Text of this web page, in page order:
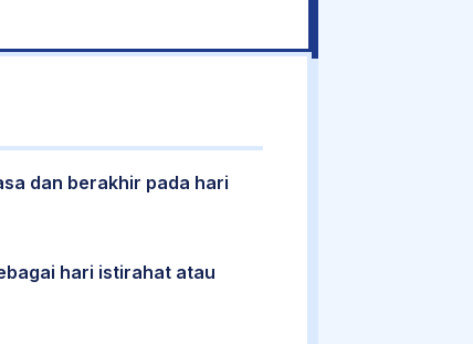
dan berakhir pada hari
hari istirahat atau